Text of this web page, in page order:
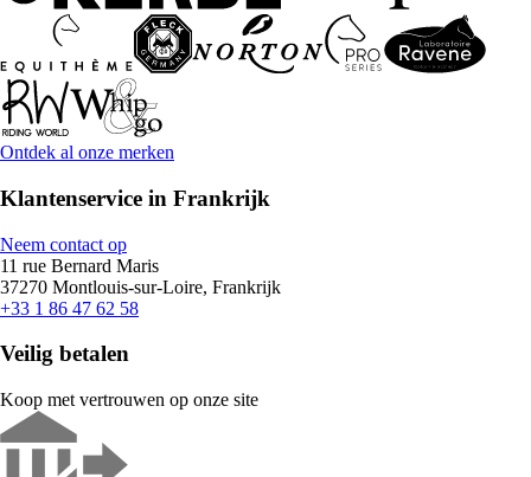
Ontdek al onze merken
Klantenservice in Frankrijk
Neem contact op
11 rue Bernard Maris
37270 Montlouis-sur-Loire, Frankrijk
+33 1 86 47 62 58
Veilig betalen
Koop met vertrouwen op onze site